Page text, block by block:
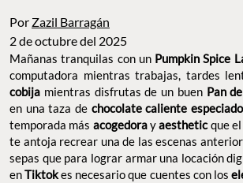
Por Zazil Barragán
2 de octubre del 2025
Mañanas tranquilas con un Pumpkin Spice
computadora mientras trabajas, tardes
cobija mientras disfrutas de un buen Pan
en una taza de chocolate caliente especiado
temporada más acogedorayaestheticque
te antoja recrear una de las escenas
sepas que para lograr armar una locación
enTiktokes necesario que cuentes con los